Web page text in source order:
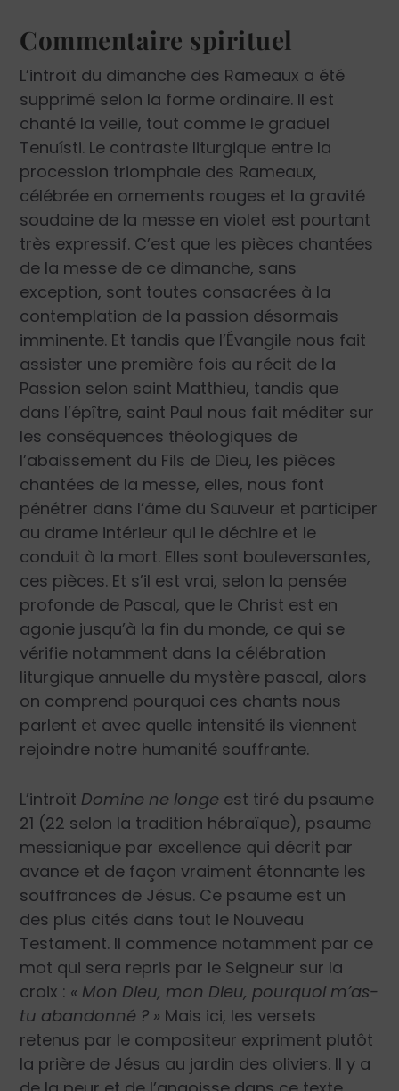
Commentaire spirituel
L’introït du dimanche des Rameaux a été
supprimé selon la forme ordinaire. Il est
chanté la veille, tout comme le graduel
Tenuísti. Le contraste liturgique entre la
procession triomphale des Rameaux,
célébrée en ornements rouges et la gravité
soudaine de la messe en violet est pourtant
très expressif. C’est que les pièces chantées
de la messe de ce dimanche, sans
exception, sont toutes consacrées à la
contemplation de la passion désormais
imminente. Et tandis que l’Évangile nous fait
assister une première fois au récit de la
Passion selon saint Matthieu, tandis que
dans l’épître, saint Paul nous fait méditer sur
les conséquences théologiques de
l’abaissement du Fils de Dieu, les pièces
chantées de la messe, elles, nous font
pénétrer dans l’âme du Sauveur et participer
au drame intérieur qui le déchire et le
conduit à la mort. Elles sont bouleversantes,
ces pièces. Et s’il est vrai, selon la pensée
profonde de Pascal, que le Christ est en
agonie jusqu’à la fin du monde, ce qui se
vérifie notamment dans la célébration
liturgique annuelle du mystère pascal, alors
on comprend pourquoi ces chants nous
parlent et avec quelle intensité ils viennent
rejoindre notre humanité souffrante.
L’introït Domine ne longe est tiré du psaume
21 (22 selon la tradition hébraïque), psaume
messianique par excellence qui décrit par
avance et de façon vraiment étonnante les
souffrances de Jésus. Ce psaume est un
des plus cités dans tout le Nouveau
Testament. Il commence notamment par ce
mot qui sera repris par le Seigneur sur la
croix : « Mon Dieu, mon Dieu, pourquoi m’as-
tu abandonné ? » Mais ici, les versets
retenus par le compositeur expriment plutôt
la prière de Jésus au jardin des oliviers. Il y a